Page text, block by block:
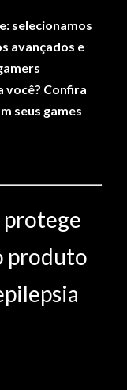
selecionamos
avançados e
você? Confira
seus games
protege
produto